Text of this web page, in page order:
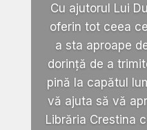
Cu ajutorul Lui
oferin tot ceea
a sta aproape
dorință de a
pină la capătul
vă ajuta să vă
Librăria Crestina